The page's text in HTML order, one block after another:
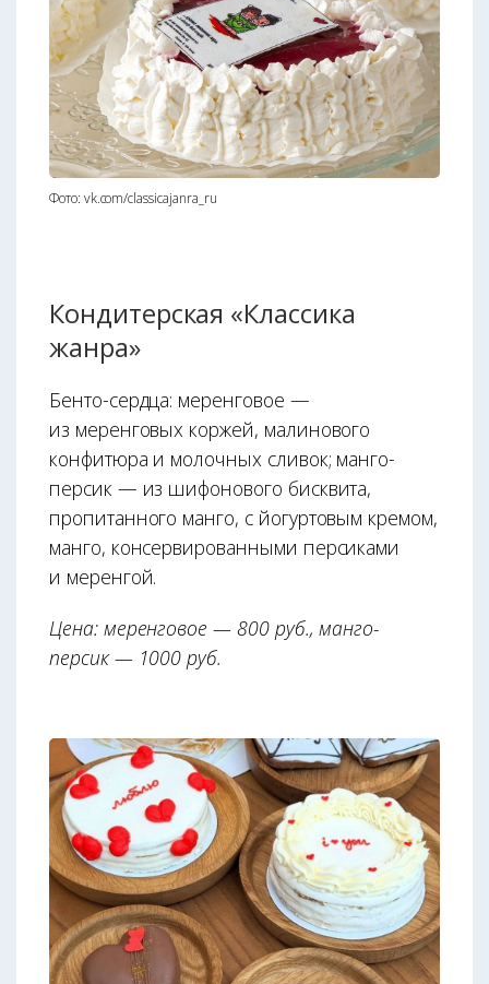
Фото: vk.com/classicajanra_ru
Кондитерская «Классика
жанра»
Бенто-сердца: меренговое —
из меренговых коржей, малинового
конфитюра и молочных сливок; манго-
персик — из шифонового бисквита,
пропитанного манго, с йогуртовым кремом,
манго, консервированными персиками
и меренгой.
Цена: меренговое — 800 руб., манго-
персик — 1000 руб.